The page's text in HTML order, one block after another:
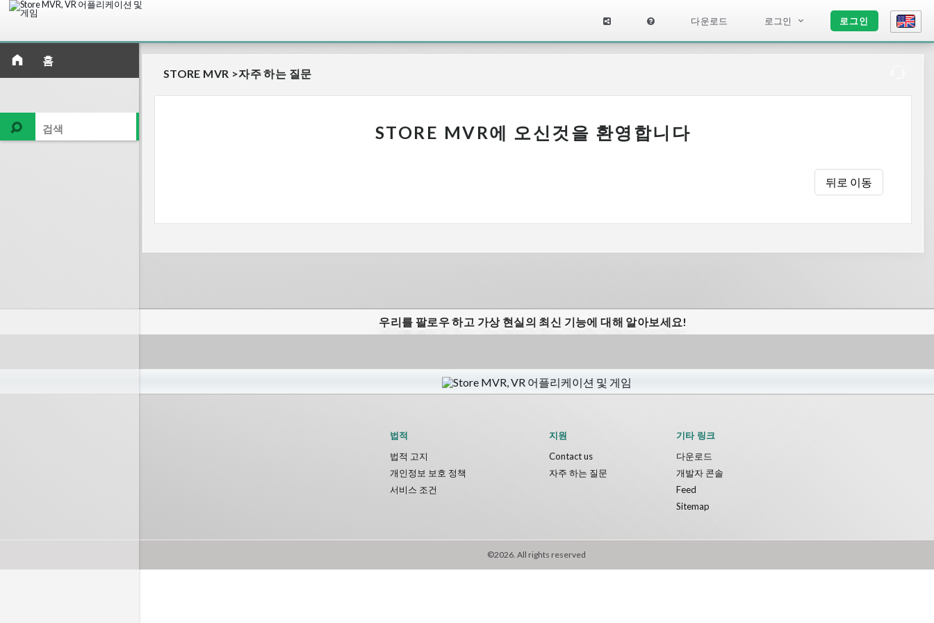
다운로드 로그인 로그인
홈
STORE MVR >자주 하는 질문
STORE MVR에 오신것을 환영합니다
뒤로 이동
우리를 팔로우 하고 가상 현실의 최신 기능에 대해 알아보세요!
법적
법적 고지
개인정보 보호 정책
서비스 조건
지원
Contact us
자주 하는 질문
기타 링크
다운로드
개발자 콘솔
Feed
Sitemap
©2026. All rights reserved